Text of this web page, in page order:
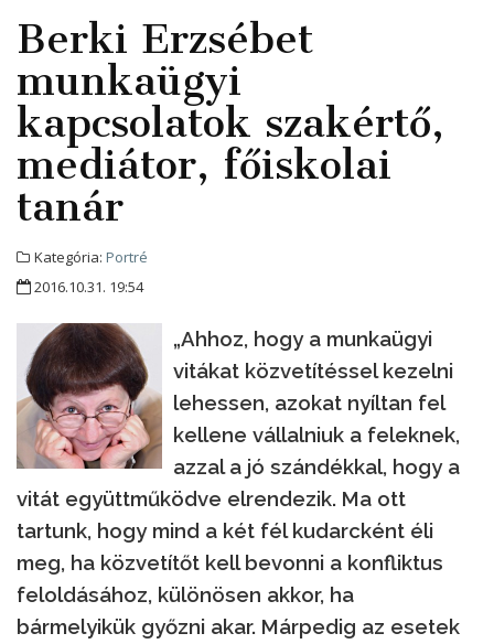
Berki Erzsébet
munkaügyi
kapcsolatok szakértő,
mediátor, főiskolai
tanár
Kategória: Portré
2016.10.31. 19:54
„Ahhoz, hogy a munkaügyi
vitákat közvetítéssel kezelni
lehessen, azokat nyíltan fel
kellene vállalniuk a feleknek,
azzal a jó szándékkal, hogy a
vitát együttműködve elrendezik. Ma ott
tartunk, hogy mind a két fél kudarcként éli
meg, ha közvetítőt kell bevonni a konfliktus
feloldásához, különösen akkor, ha
bármelyikük győzni akar. Márpedig az esetek